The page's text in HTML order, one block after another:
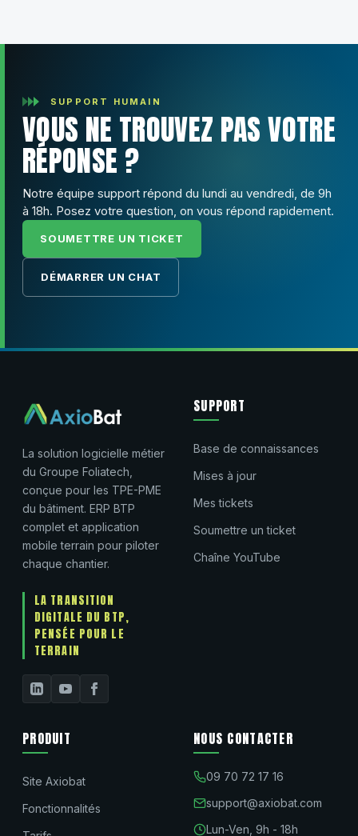
SUPPORT HUMAIN
VOUS NE TROUVEZ PAS VOTRE
RÉPONSE ?
Notre équipe support répond du lundi au vendredi, de 9h
à 18h. Posez votre question, on vous répond rapidement.
SOUMETTRE UN TICKET
DÉMARRER UN CHAT
La solution logicielle métier
du Groupe Foliatech,
conçue pour les TPE-PME
du bâtiment. ERP BTP
complet et application
mobile terrain pour piloter
chaque chantier.
LA TRANSITION
DIGITALE DU BTP,
PENSÉE POUR LE
TERRAIN
SUPPORT
Base de connaissances
Mises à jour
Mes tickets
Soumettre un ticket
Chaîne YouTube
PRODUIT
Site Axiobat
Fonctionnalités
NOUS CONTACTER
09 70 72 17 16
support@axiobat.com
Lun-Ven, 9h - 18h